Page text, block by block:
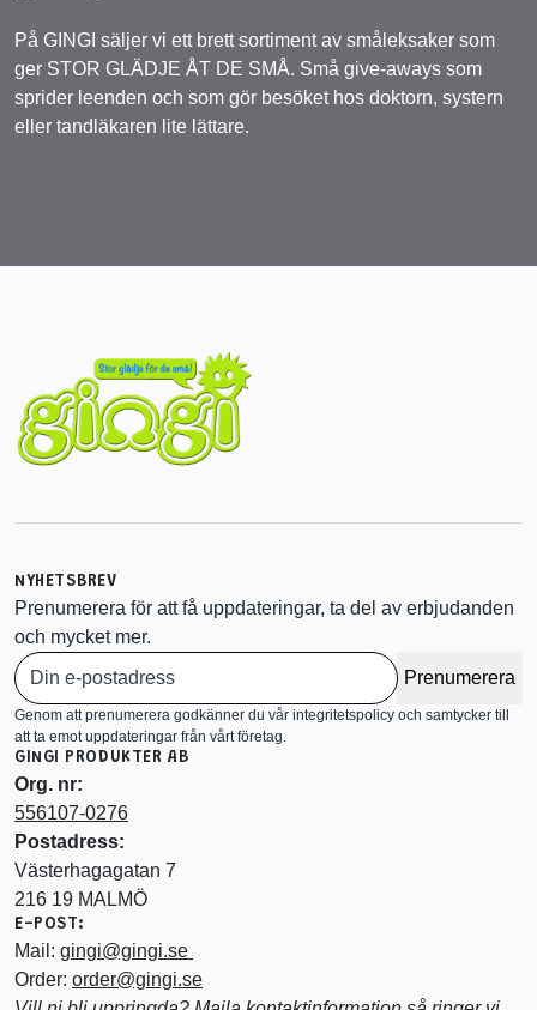
På GINGI säljer vi ett brett sortiment av småleksaker som
ger STOR GLÄDJE ÅT DE SMÅ. Små give-aways som
sprider leenden och som gör besöket hos doktorn, systern
eller tandläkaren lite lättare.
NYHETSBREV
Prenumerera för att få uppdateringar, ta del av erbjudanden
och mycket mer.
Prenumerera
Genom att prenumerera godkänner du vår integritetspolicy och samtycker till
att ta emot uppdateringar från vårt företag.
GINGI PRODUKTER AB
Org. nr:
556107-0276
Postadress:
Västerhagagatan 7
216 19 MALMÖ
E-POST:
Mail: gingi@gingi.se
Order: order@gingi.se